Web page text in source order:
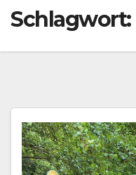
Schlagwort: